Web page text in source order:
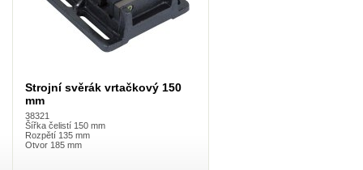
Strojní svěrák vrtačkový 150
mm
38321
Šířka čelistí 150 mm
Rozpětí 135 mm
Otvor 185 mm